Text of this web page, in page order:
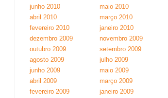
junho 2010
maio 2010
abril 2010
março 2010
fevereiro 2010
janeiro 2010
dezembro 2009
novembro 2009
outubro 2009
setembro 2009
agosto 2009
julho 2009
junho 2009
maio 2009
abril 2009
março 2009
fevereiro 2009
janeiro 2009